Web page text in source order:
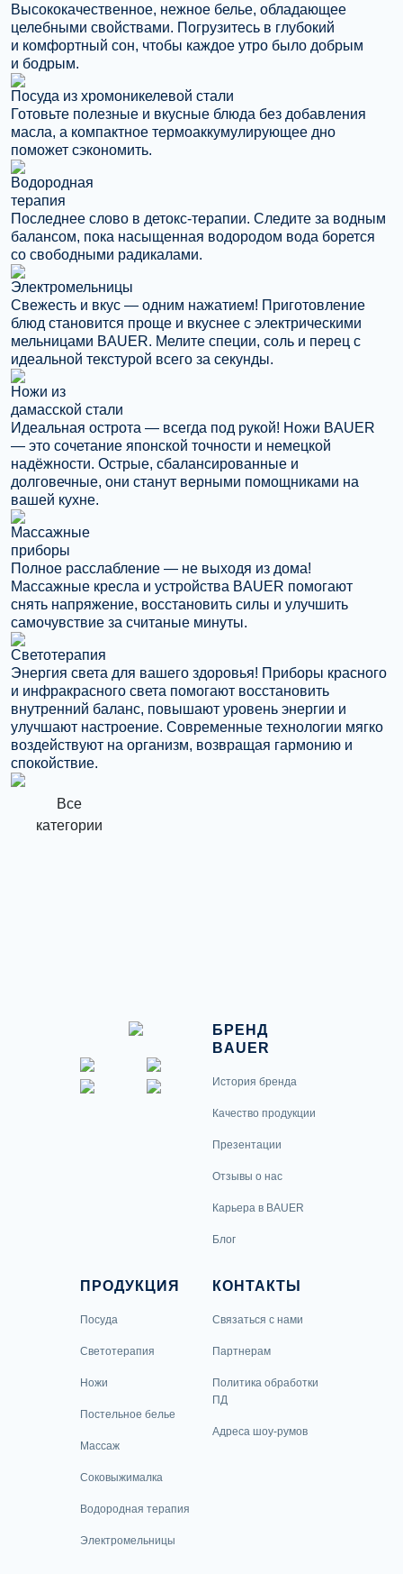
Высококачественное, нежное белье, обладающее
целебными свойствами. Погрузитесь в глубокий
и комфортный сон, чтобы каждое утро было добрым
и бодрым.
Посуда из хромоникелевой стали
Готовьте полезные и вкусные блюда без добавления
масла, а компактное термоаккумулирующее дно
поможет сэкономить.
Водородная
терапия
Последнее слово в детокс-терапии. Следите за водным
балансом, пока насыщенная водородом вода борется
со свободными радикалами.
Электромельницы
Свежесть и вкус — одним нажатием! Приготовление
блюд становится проще и вкуснее с электрическими
мельницами BAUER. Мелите специи, соль и перец с
идеальной текстурой всего за секунды.
Ножи из
дамасской стали
Идеальная острота — всегда под рукой! Ножи BAUER
— это сочетание японской точности и немецкой
надёжности. Острые, сбалансированные и
долговечные, они станут верными помощниками на
вашей кухне.
Массажные
приборы
Полное расслабление — не выходя из дома!
Массажные кресла и устройства BAUER помогают
снять напряжение, восстановить силы и улучшить
самочувствие за считаные минуты.
Светотерапия
Энергия света для вашего здоровья! Приборы красного
и инфракрасного света помогают восстановить
внутренний баланс, повышают уровень энергии и
улучшают настроение. Современные технологии мягко
воздействуют на организм, возвращая гармонию и
спокойствие.
Все
категории
БРЕНД
BAUER
История бренда
Качество продукции
Презентации
Отзывы о нас
Карьера в BAUER
Блог
ПРОДУКЦИЯ
Посуда
Светотерапия
Ножи
Постельное белье
Массаж
Соковыжималка
Водородная терапия
Электромельницы
КОНТАКТЫ
Связаться с нами
Партнерам
Политика обработки
ПД
Адреса шоу-румов